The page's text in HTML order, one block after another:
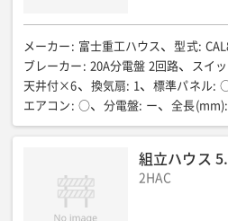
メーカー : 富士重工ハウス 型式:
ブレーカー : 20A分電盤 2回路 スイ
天井付×6
換気扇: 1 標準パネル:
エアコン : ○ 分電盤: ー 全長(mm):
全高(mm): 2425 室内高(mm): 2158
組立ハウス
2HAC